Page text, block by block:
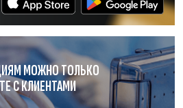
МОЖНО ТОЛЬКО
С КЛИЕНТАМИ